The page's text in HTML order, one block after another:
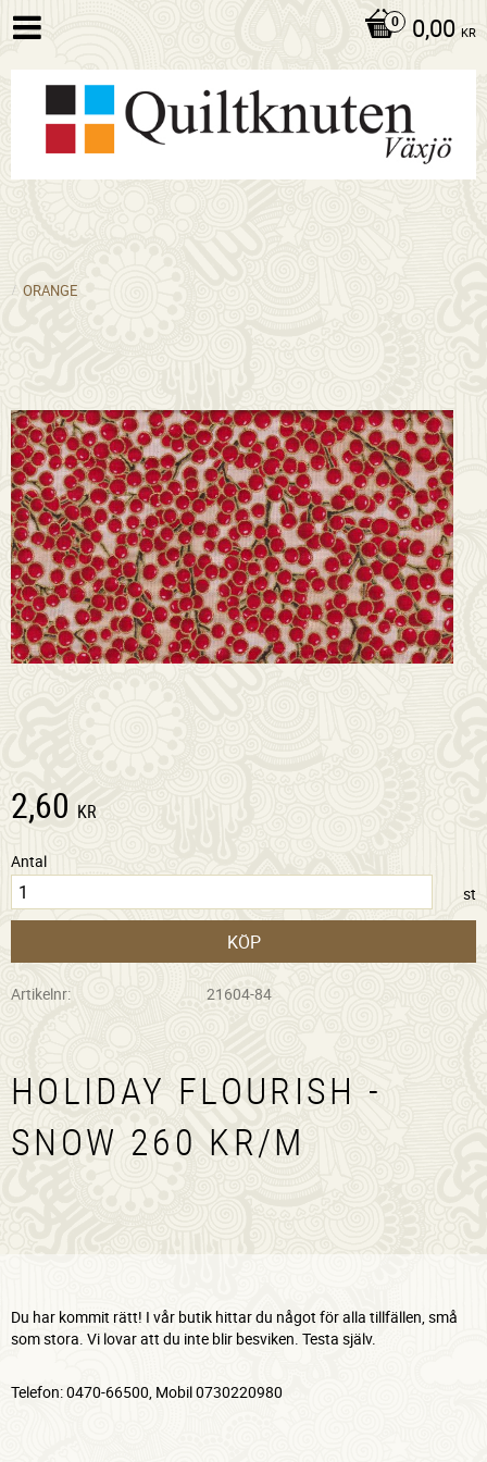
0,00 KR
ORANGE
2,60 KR
Antal
st
KÖP
Artikelnr 21604-84
HOLIDAY FLOURISH -
SNOW 260 KR/M
Du har kommit rätt! I vår butik hittar du något för alla tillfällen, små
som stora. Vi lovar att du inte blir besviken. Testa själv.
Telefon: 0470-66500, Mobil 0730220980